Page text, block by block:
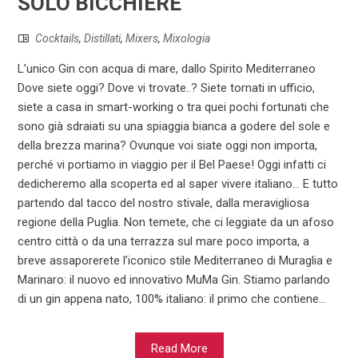
Cocktails,Distillati,Mixers,Mixologia
L’unico Gin con acqua di mare, dallo Spirito Mediterraneo
Dove siete oggi? Dove vi trovate..? Siete tornati in ufficio,
siete a casa in smart-working o tra quei pochi fortunati che
sono già sdraiati su una spiaggia bianca a godere del sole e
della brezza marina? Ovunque voi siate oggi non importa,
perché vi portiamo in viaggio per il Bel Paese! Oggi infatti ci
dedicheremo alla scoperta ed al saper vivere italiano… E tutto
partendo dal tacco del nostro stivale, dalla meravigliosa
regione della Puglia. Non temete, che ci leggiate da un afoso
centro città o da una terrazza sul mare poco importa, a
breve assaporerete l’iconico stile Mediterraneo di Muraglia e
Marinaro: il nuovo ed innovativo MuMa Gin. Stiamo parlando
di un gin appena nato, 100% italiano: il primo che contiene...
Read More